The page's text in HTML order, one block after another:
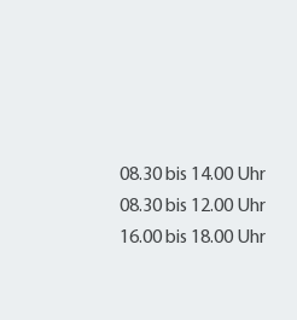
08.30 bis 14.00 Uhr
08.30 bis 12.00 Uhr
16.00 bis 18.00 Uhr